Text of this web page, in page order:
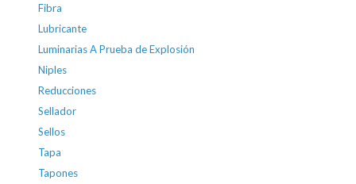
Fibra
Lubricante
Luminarias A Prueba de Explosión
Niples
Reducciones
Sellador
Sellos
Tapa
Tapones